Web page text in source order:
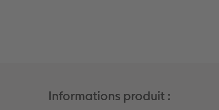
Informations produit :